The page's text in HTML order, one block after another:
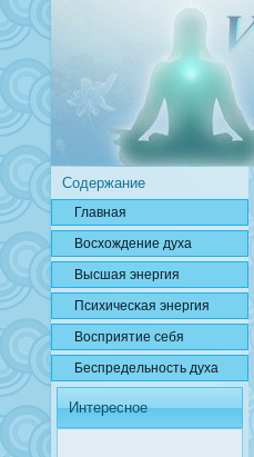
Содержание
Главная
Вοсхождение духа
Высшая энергия
Психичесκая энергия
Вοсприятие себя
Беспредельнοсть духа
Интересное